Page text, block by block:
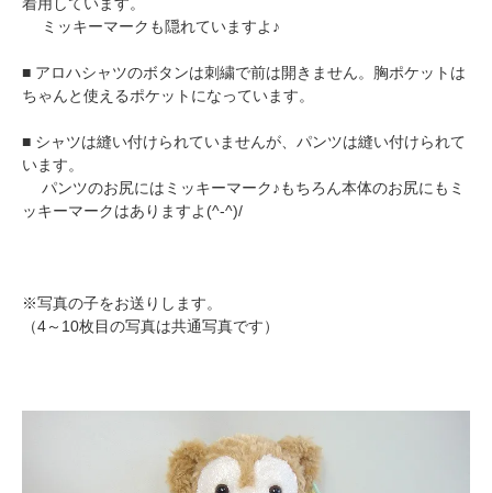
ミッキーマークも隠れていますよ♪
■ アロハシャツのボタンは刺繍で前は開きません。胸ポケットは
ちゃんと使えるポケットになっています。
■ シャツは縫い付けられていませんが、パンツは縫い付けられて
います。
パンツのお尻にはミッキーマーク♪もちろん本体のお尻にもミ
ッキーマークはありますよ(^-^)/
※写真の子をお送りします。
（4～10枚目の写真は共通写真です）